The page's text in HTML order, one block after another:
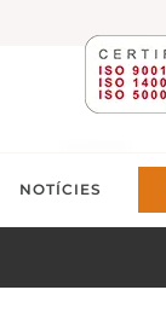
NOTÍCIES